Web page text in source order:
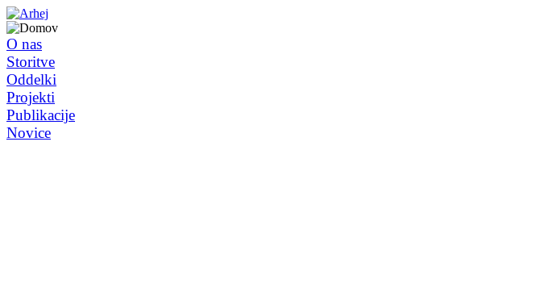
O nas
Storitve
Oddelki
Projekti
Publikacije
Novice